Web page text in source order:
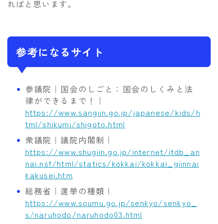
ればと思います。
参考になるサイト
参議院｜国会のしごと：国会のしくみと法
律ができるまで！｜
https://www.sangiin.go.jp/japanese/kids/h
tml/shikumi/shigoto.html
衆議院｜議院内閣制｜
https://www.shugiin.go.jp/internet/itdb_an
nai.nsf/html/statics/kokkai/kokkai_giinnai
kakusei.htm
総務省｜選挙の種類｜
https://www.soumu.go.jp/senkyo/senkyo_
s/naruhodo/naruhodo03.html